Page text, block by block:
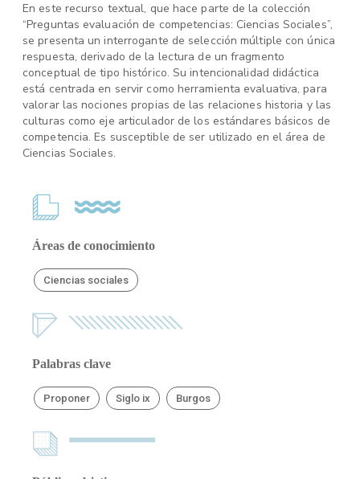
En este recurso textual, que hace parte de la colección
“Preguntas evaluación de competencias: Ciencias Sociales”,
se presenta un interrogante de selección múltiple con única
respuesta, derivado de la lectura de un fragmento
conceptual de tipo histórico. Su intencionalidad didáctica
está centrada en servir como herramienta evaluativa, para
valorar las nociones propias de las relaciones historia y las
culturas como eje articulador de los estándares básicos de
competencia. Es susceptible de ser utilizado en el área de
Ciencias Sociales.
Áreas de conocimiento
Ciencias sociales
Palabras clave
Proponer Siglo ix Burgos